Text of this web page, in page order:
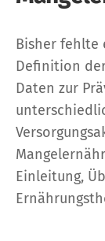
Bisher fehlte
Definition
Daten zur
Einleitung,